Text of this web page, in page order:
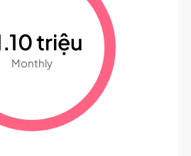
triệu
Monthly